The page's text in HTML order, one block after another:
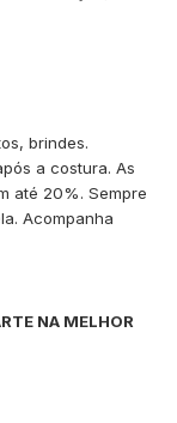
brindes.
a costura. As
até 20%. Sempre
Acompanha
NA MELHOR